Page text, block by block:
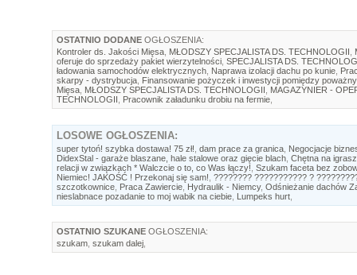
OSTATNIO DODANE OGŁOSZENIA:
Kontroler ds. Jakości Mięsa MŁODSZY SPECJALISTA DS. TECHNOLOGII
oferuje do sprzedaży pakiet wierzytelności SPECJALISTA DS.
ładowania samochodów elektrycznych Naprawa izolacji dachu po kunie
skarpy - dystrybucja Finansowanie pożyczek i inwestycji pomiędzy
Mięsa MŁODSZY SPECJALISTA DS. TECHNOLOGII
MAGAZYNIER -
TECHNOLOGII
Pracownik załadunku drobiu na fermie
LOSOWE OGŁOSZENIA:
super tytoń! szybka dostawa! 75 zł! dam prace za granica Negocjacje
DidexStal - garaże blaszane, hale stalowe oraz gięcie blach Chętna na
relacji w związkach * Walczcie o to, co Was łączy! Szukam faceta bez
Niemiec! JAKOŚĆ ! Przekonaj się sam! ???????? ??????????? ?
szczotkownice Praca Zawiercie Hydraulik - Niemcy, Odśnieżanie dachów
nieslabnace pozadanie to moj wabik na ciebie Lumpeks hurt
OSTATNIO SZUKANE OGŁOSZENIA:
szukam szukam dalej